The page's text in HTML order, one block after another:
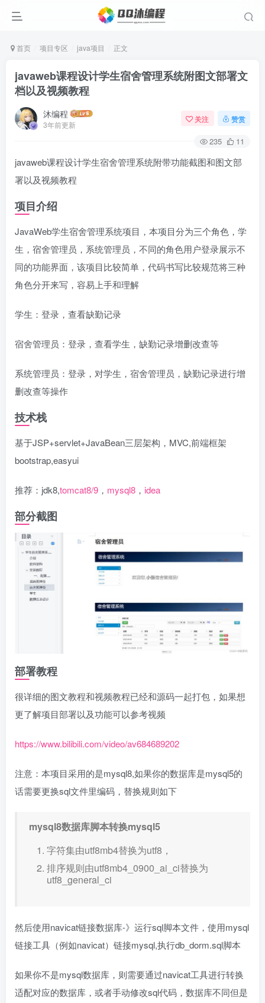
首页 项目专区 java项目 正文
javaweb课程设计学生宿舍管理系统附图文部署文
档以及视频教程
沐编程
3年前更新
关注 赞赏
235 11
javaweb课程设计学生宿舍管理系统附带功能截图和图文部
署以及视频教程
项目介绍
JavaWeb学生宿舍管理系统项目，本项目分为三个角色，学
生，宿舍管理员，系统管理员，不同的角色用户登录展示不
同的功能界面，该项目比较简单，代码书写比较规范将三种
角色分开来写，容易上手和理解
学生：登录，查看缺勤记录
宿舍管理员：登录，查看学生，缺勤记录增删改查等
系统管理员：登录，对学生，宿舍管理员，缺勤记录进行增
删改查等操作
技术栈
基于JSP+servlet+JavaBean三层架构，MVC,前端框架
bootstrap,easyui
推荐：jdk8,tomcat8/9 ， mysql8 ， idea
部分截图
部署教程
很详细的图文教程和视频教程已经和源码一起打包，如果想
更了解项目部署以及功能可以参考视频
https://www.bilibili.com/video/av684689202
注意：本项目采用的是mysql8,如果你的数据库是mysql5的
话需要更换sql文件里编码，替换规则如下
mysql8数据库脚本转换mysql5
字符集由utf8mb4替换为utf8，
排序规则由utf8mb4_0900_ai_ci替换为
utf8_general_ci
然后使用navicat链接数据库-》运行sql脚本文件，使用mysql
链接工具（例如navicat）链接mysql,执行db_dorm.sql脚本
如果你不是mysql数据库，则需要通过navicat工具进行转换
适配对应的数据库，或者手动修改sql代码，数据库不同但是